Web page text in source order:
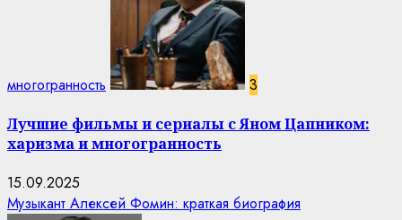
многогранность 3
Лучшие фильмы и сериалы с Яном Цапником:
харизма и многогранность
15.09.2025
Музыкант Алексей Фомин: краткая биография